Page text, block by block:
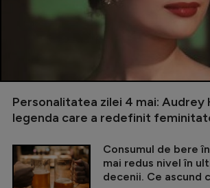
Personalitatea zilei 4 mai: Audrey
legenda care a redefinit
Consumul de bere
mai redus nivel în
decenii. Ce ascund